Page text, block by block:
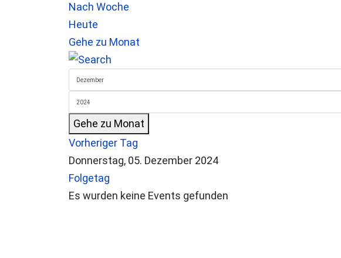
Nach Woche
Heute
Gehe zu Monat
Gehe zu Monat
Vorheriger Tag
Donnerstag, 05. Dezember 2024
Folgetag
Es wurden keine Events gefunden